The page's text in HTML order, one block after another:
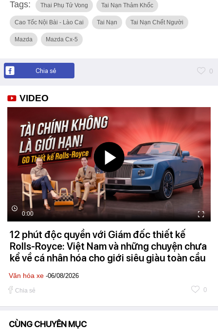
Tags: Thai Phụ Tử Vong Tai Nạn Thảm Khốc
Cao Tốc Nội Bài - Lào Cai Tai Nạn Tai Nạn Chết Người
Mazda Mazda Cx-5
Chia sẻ 0
VIDEO
0:00
12 phút độc quyền với Giám đốc thiết kế
Rolls-Royce: Việt Nam và những chuyện chưa
kể về cá nhân hóa cho giới siêu giàu toàn cầu
Văn hóa xe -06/08/2026
Chia sẻ 0
CÙNG CHUYÊN MỤC